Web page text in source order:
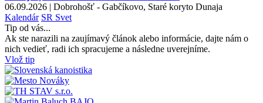
06.09.2026 | Dobrohošť - Gabčíkovo, Staré koryto Dunaja
Kalendár SR Svet
Tip od vás...
Ak ste narazili na zaujímavý článok alebo informácie, dajte nám o
nich vedieť, radi ich spracujeme a následne uverejníme.
Vlož tip